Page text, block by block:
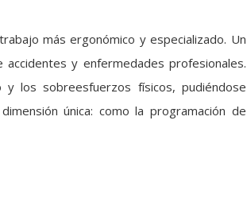
más ergonómico y especializado. Un
y enfermedades profesionales.
los sobreesfuerzos físicos, pudiéndose
única: como la programación de